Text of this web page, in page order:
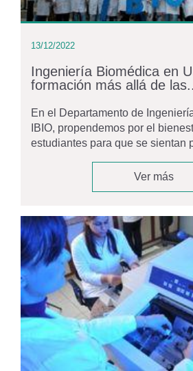
13/12/2022
Ingeniería Biomédica en
formación más allá de
En el Departamento de
IBIO, propendemos por el
estudiantes para que se sientan
Ver más